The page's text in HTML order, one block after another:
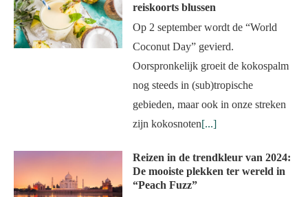
reiskoorts blussen
Op 2 september wordt de “World
Coconut Day” gevierd.
Oorspronkelijk groeit de kokospalm
nog steeds in (sub)tropische
gebieden, maar ook in onze streken
zijn kokosnoten[...]
Reizen in de trendkleur van 2024:
De mooiste plekken ter wereld in
“Peach Fuzz”